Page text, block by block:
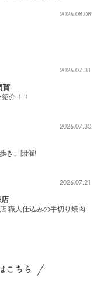
2026.08.08
2026.07.31
賀
介！！
2026.07.30
き」開催!
2026.07.21
職人仕込みの手切り焼肉
こちら